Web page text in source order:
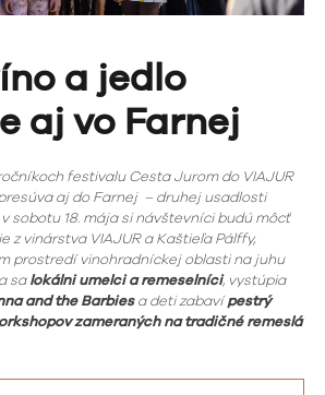
a jedlo
aj vo Farnej
festivalu Cesta Jurom do VIAJUR
aj do Farnej – druhej usadlosti
v sobotu 18. mája si návštevníci budú môcť
z vinárstva VIAJUR a Kaštieľa Pálffy,
prostredí vinohradníckej oblasti na juhu
sa lokálni umelci a remeselníci, vystúpia
and the Barbiesa deti zabavípestrý
zameraných na tradičné remeslá